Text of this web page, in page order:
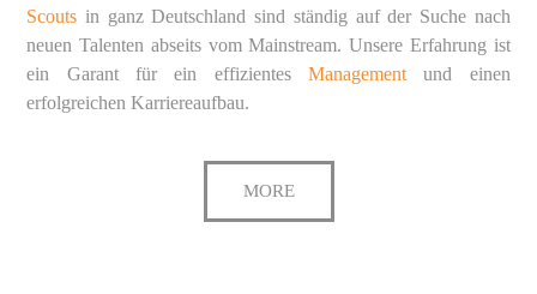
Scouts in ganz Deutschland sind ständig auf der Suche nach
neuen Talenten abseits vom Mainstream. Unsere Erfahrung ist
ein Garant für ein effizientes Managementund einen
erfolgreichen Karriereaufbau.
MORE